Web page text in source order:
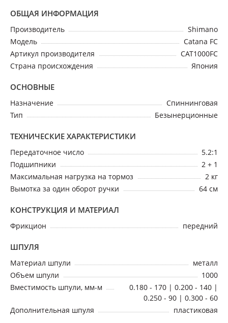
ОБЩАЯ ИНФОРМАЦИЯ
Производитель
Shimano
Модель
Catana FC
Артикул производителя
CAT1000FC
Страна происхождения
Япония
ОСНОВНЫЕ
Назначение
Спиннинговая
Тип
Безынерционные
ТЕХНИЧЕСКИЕ ХАРАКТЕРИСТИКИ
Передаточное число
5.2:1
Подшипники
2 + 1
Максимальная нагрузка на тормоз
2 кг
Вымотка за один оборот ручки
64 см
КОНСТРУКЦИЯ И МАТЕРИАЛ
Фрикцион передний
ШПУЛЯ
Материал шпули
металл
Объем шпули
1000
Вместимость шпули, мм-м
0.180 - 170 | 0.200 - 140 |
0.250 - 90 | 0.300 - 60
Дополнительная шпуля
пластиковая